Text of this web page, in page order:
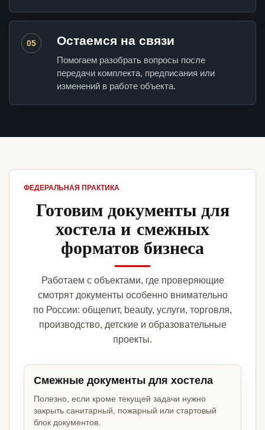
05 Остаемся на связи
Помогаем разобрать вопросы после
передачи комплекта, предписания или
изменений в работе объекта.
ФЕДЕРАЛЬНАЯ ПРАКТИКА
Готовим документы для
хостела и смежных
форматов бизнеса
Работаем с объектами, где проверяющие
смотрят документы особенно внимательно
по России: общепит, beauty, услуги, торговля,
производство, детские и образовательные
проекты.
Смежные документы для хостела
Полезно, если кроме текущей задачи нужно
закрыть санитарный, пожарный или стартовый
блок документов.